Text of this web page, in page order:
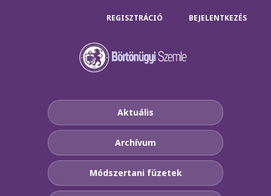
Aktuális
Archívum
Módszertani füzetek
REGISZTRÁCIÓ BEJELENTKEZÉS